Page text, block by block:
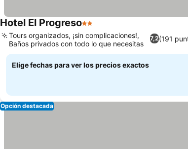
Hotel El Progreso2 Estrellas
7,2(191
Tours organizados, ¡sin complicaciones!,
Baños privados con todo lo que necesitas
Elige fechas para ver los precios exactos
Opción destacada